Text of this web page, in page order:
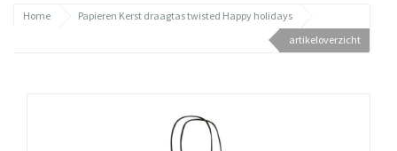
Home
Papieren Kerst draagtas twisted Happy holidays
artikeloverzicht